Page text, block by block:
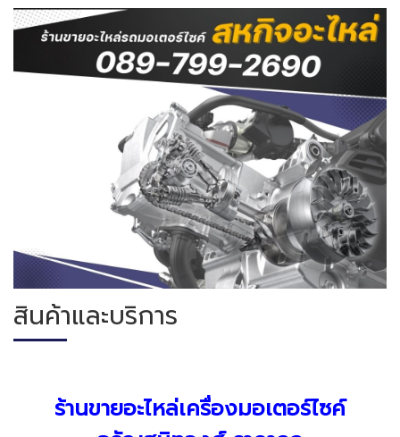
สินค้าและบริการ
ร้านขายอะไหล่เครื่องมอเตอร์ไซค์